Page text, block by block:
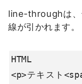
line-throughは、
線が引かれます。
HTML
<p>テキスト